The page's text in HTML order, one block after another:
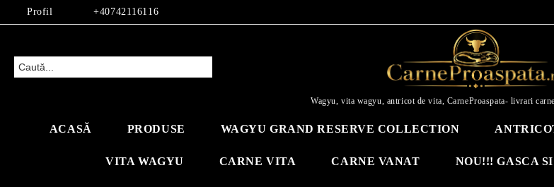
Profil +40742116116
Wagyu, vita wagyu, antricot de vita, CarneProaspata- livrari
ACASĂ PRODUSE WAGYU GRAND RESERVE COLLECTION
VITA WAGYU CARNE VITA CARNE VANAT NOU!!! GASCA